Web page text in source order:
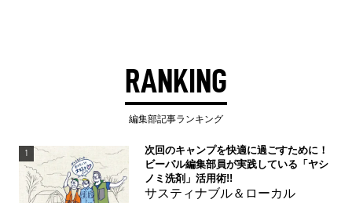
RANKING
編集部記事ランキング
1
次回のキャンプを快適に過ごすために！
ビーパル編集部員が実践している「ヤシ
ノミ洗剤」活用術!!
サスティナブル＆ローカル